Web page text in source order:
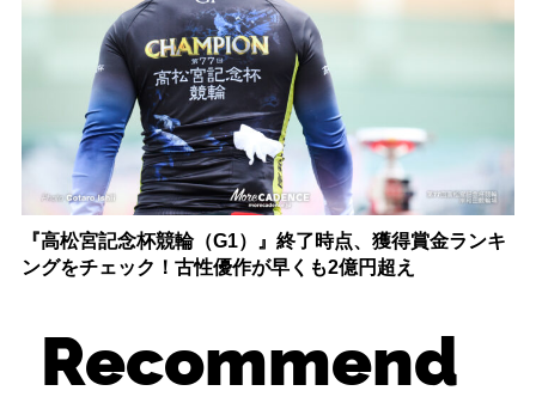
『高松宮記念杯競輪（G1）』終了時点、獲得賞金ランキ
ングをチェック！古性優作が早くも2億円超え
Recommend